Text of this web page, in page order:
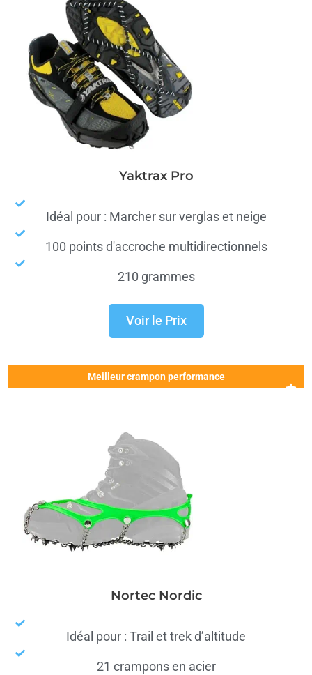
Yaktrax Pro
Idéal pour : Marcher sur verglas et neige
100 points d'accroche multidirectionnels
210 grammes
Voir le Prix
Meilleur crampon performance
Nortec Nordic
Idéal pour : Trail et trek d’altitude
21 crampons en acier